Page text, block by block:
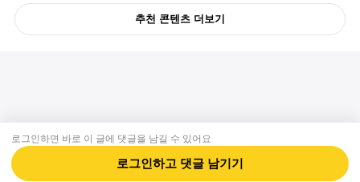
추천 콘텐츠 더보기
로그인하면 바로 이 글에 댓글을 남길 수 있어요
로그인하고 댓글 남기기